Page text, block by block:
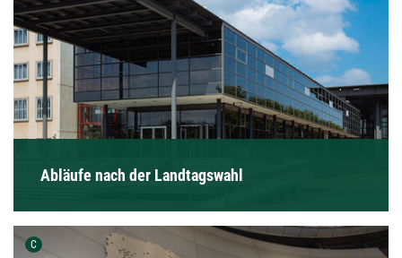
Abläufe nach der Landtagswahl
C Urheber der Grafik: